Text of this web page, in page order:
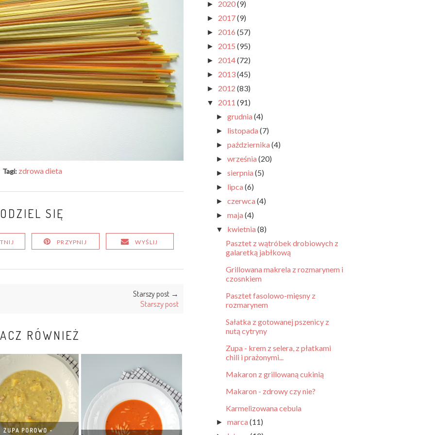
Tagi: zdrowa dieta
SIĘ
PRZYPNIJ WYŚLIJ
Starszy post →
Starszy post
RÓWNIEŻ
ZUPA POROWO -
► 2020(9)
► 2017(9)
► 2016 (57)
► 2015 (95)
► 2014(72)
► 2013(45)
► 2012 (83)
▼ 2011 (91)
►grudnia(4)
► listopada(7)
►października(4)
►września(20)
►sierpnia(5)
► lipca(6)
►czerwca(4)
►maja(4)
▼ kwietnia(8)
Pasztet z wątróbek drobiowych z
galaretką jabłkową
Grillowana makrela z rozmarynem i
czosnkiem
Pasztet fasolowo-mięsny z
rozmarynem
Sałatka z gotowanej pszenicy z
nutą cytryny
Zupa - krem z selera, z płatkami
chili i prażonymi...
Makaron z grillowaną cukinią
Makaron - zdrowy czy nie?
Karmelizowana cebula
►marca(11)